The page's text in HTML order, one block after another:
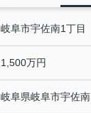
岐阜市宇佐南1丁目
1,500万円
岐阜県岐阜市宇佐南